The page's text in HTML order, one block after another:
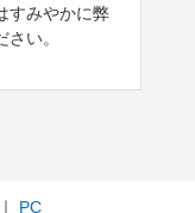
すみやかに弊
い。
PC